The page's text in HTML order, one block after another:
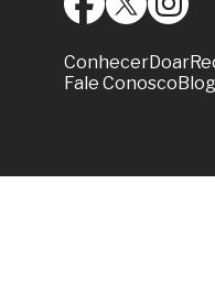
ConhecerDoar
Fale ConoscoBlog